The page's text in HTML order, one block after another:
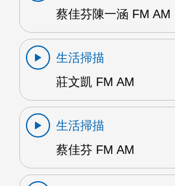
蔡佳芬陳一涵 FM AM
生活掃描
莊文凱 FM AM
生活掃描
蔡佳芬 FM AM